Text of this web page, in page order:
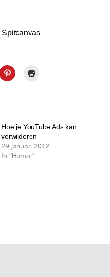
Spitcanvas
Hoe je YouTube Ads kan
verwijderen
29 januari 2012
In "Humor"